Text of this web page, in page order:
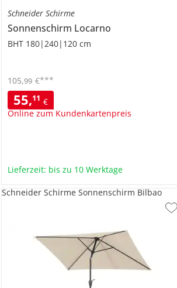
Schneider Schirme
Sonnenschirm Locarno
BHT 180|240|120 cm
55,11 €
Online zum Kundenkartenpreis
105,99 €***
Lieferzeit: bis zu 10 Werktage
Schneider Schirme Sonnenschirm Bilbao